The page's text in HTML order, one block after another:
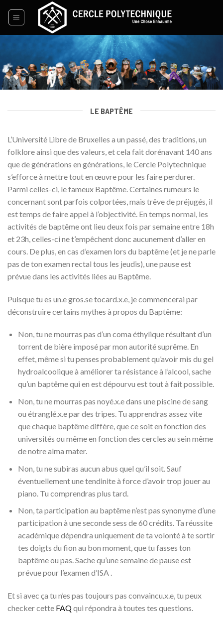
LE BAPTÊME
L’Université Libre de Bruxelles a un passé, des traditions, un
folklore ainsi que des valeurs, et cela fait dorénavant 140 ans
que de générations en générations, le Cercle Polytechnique
s’efforce à mettre tout en œuvre pour les faire perdurer.
Parmi celles-ci, le fameux Baptême. Certaines rumeurs le
concernant sont parfois colportées, mais trêve de préjugés, il
est temps de faire appel à l’objectivité. En temps normal, les
activités de baptême ont lieu deux fois par semaine entre 18h
et 23h, celles-ci ne t’empêchent donc aucunement d’aller en
cours. De plus, en cas d’examen lors du baptême (et je ne parle
pas de ton examen rectal tous les jeudis), une pause est
prévue dans les activités liées au Baptême.
Puisque tu es un.e gros.se tocard.x.e, je commencerai par
déconstruire certains mythes à propos du Baptême:
Non, tu ne mourras pas d’un coma éthylique résultant d’un
torrent de bière imposé par mon autorité suprême. En
effet, même si tu penses probablement qu’avoir mis du gel
hydroalcoolique à améliorer ta résistance à l’alcool, sache
qu’un baptême qui en est dépourvu est tout à fait possible.
Non, tu ne mourras pas noyé.x.e dans une piscine de sang
ou étranglé.x.e par des tripes. Tu apprendras assez vite
que chaque baptême diffère, que ce soit en fonction des
universités ou même en fonction des cercles au sein même
de notre alma mater.
Non, tu ne subiras aucun abus quel qu’il soit. Sauf
éventuellement une tendinite à force d’avoir trop jouer au
piano. Tu comprendras plus tard.
Non, ta participation au baptême n’est pas synonyme d’une
participation à une seconde sess de 60 crédits. Ta réussite
académique dépendra uniquement de ta volonté à te sortir
tes doigts du fion au bon moment, que tu fasses ton
baptême ou pas. Sache qu’une semaine de pause est
prévue pour l’examen d’ISA .
Et si avec ça tu n’es pas toujours pas convaincu.x.e, tu peux
checker cette FAQqui répondra à toutes tes questions.